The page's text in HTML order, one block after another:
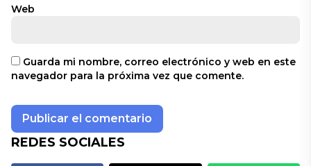
Web
Guarda mi nombre, correo electrónico y web en este
navegador para la próxima vez que comente.
REDES SOCIALES